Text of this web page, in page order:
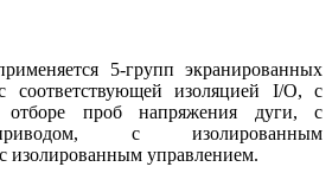
5-групп экранированных
соответствующей изоляцией I/O, с
отборе проб напряжения дуги, с
с изолированным
изолированным управлением.